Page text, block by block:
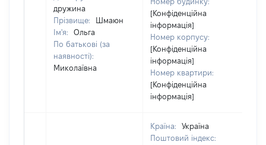
дружина
Прізвище:
Шмаюн
Ім'я:
Ольга
По батькові (за
наявності):
Миколаївна
[Конфіденційна
інформація]
Номер корпусу:
[Конфіденційна
інформація]
Номер квартири:
[Конфіденційна
інформація]
Країна:
Україна
Поштовий індекс: